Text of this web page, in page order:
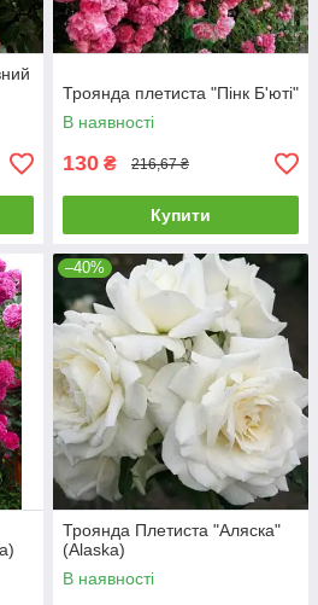
Троянда плетиста "Пінк Б'юті"
В наявності
130 ₴ 216,67 ₴
Купити
–40%
Троянда Плетиста "Аляска"
(Alaska)
В наявності